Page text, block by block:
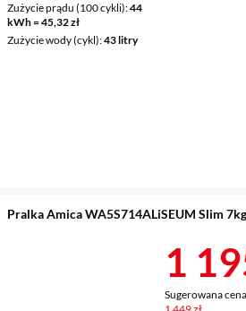
Zużycie prądu (100 cykli) 44
kWh = 45,32 zł
Zużycie wody (cykl) 43 litry
Pralka Amica WA5S714ALiSEUM Slim
1
Sugerowana